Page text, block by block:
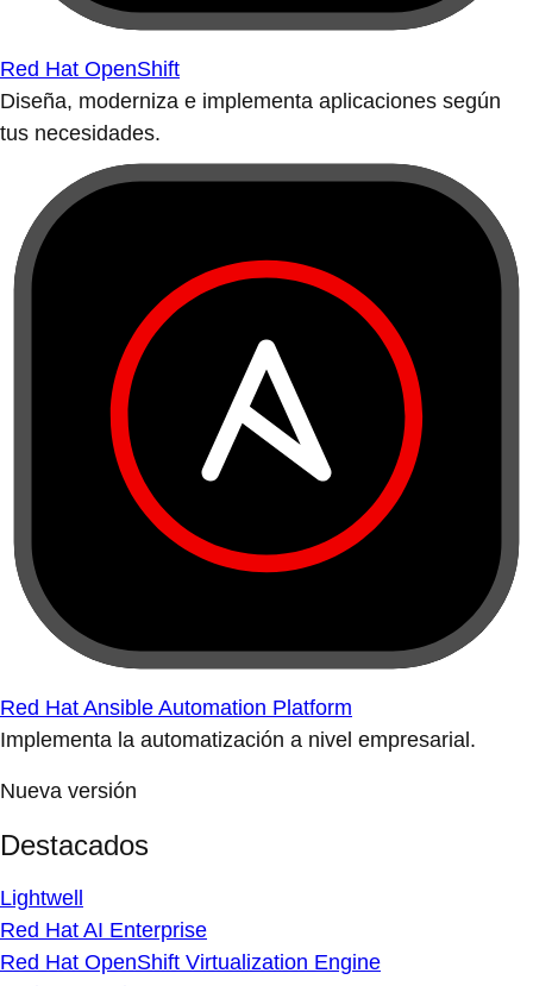
Red Hat OpenShift
Diseña, moderniza e implementa aplicaciones según
tus necesidades.
Red Hat Ansible Automation Platform
Implementa la automatización a nivel empresarial.
Nueva versión
Destacados
Lightwell
Red Hat AI Enterprise
Red Hat OpenShift Virtualization Engine